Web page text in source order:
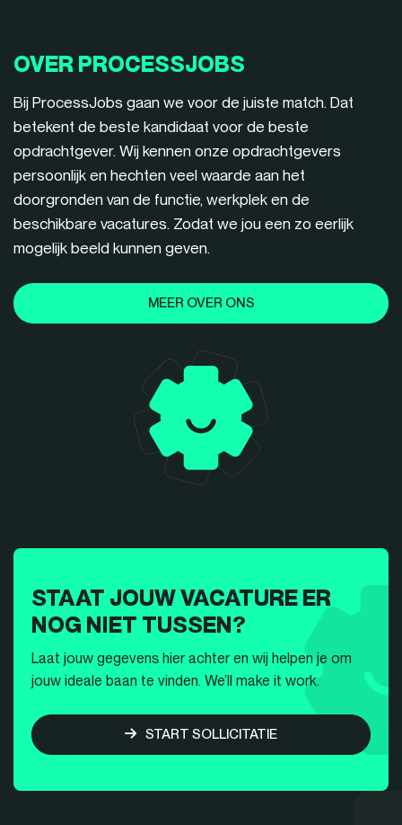
OVER PROCESSJOBS
Bij ProcessJobs gaan we voor de juiste match. Dat
betekent de beste kandidaat voor de beste
opdrachtgever. Wij kennen onze opdrachtgevers
persoonlijk en hechten veel waarde aan het
doorgronden van de functie, werkplek en de
beschikbare vacatures. Zodat we jou een zo eerlijk
mogelijk beeld kunnen geven.
MEER OVER ONS
STAAT JOUW VACATURE ER
NOG NIET TUSSEN?
Laat jouw gegevens hier achter en wij helpen je om
jouw ideale baan te vinden. We’ll make it work.
START SOLLICITATIE